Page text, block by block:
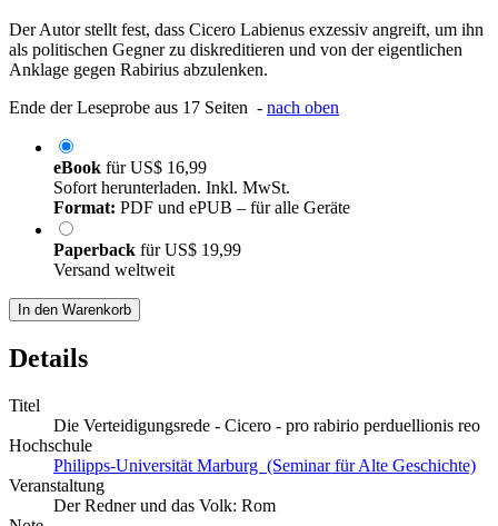
Der Autor stellt fest, dass Cicero Labienus exzessiv angreift, um ihn
als politischen Gegner zu diskreditieren und von der eigentlichen
Anklage gegen Rabirius abzulenken.
Ende der Leseprobe aus 17 Seiten - nach oben
eBook fürUS$ 16,99
Sofort herunterladen. Inkl. MwSt.
Format: PDF und ePUB – für alle Geräte
Paperback fürUS$ 19,99
Versand weltweit
In den Warenkorb
Details
Titel
Die Verteidigungsrede - Cicero - pro rabirio perduellionis reo
Hochschule
Philipps-Universität Marburg (Seminar für Alte Geschichte)
Veranstaltung
Der Redner und das Volk: Rom